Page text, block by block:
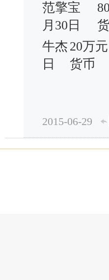
范擎宝
月30日
牛杰 20万元
日
货币
2015-06-29